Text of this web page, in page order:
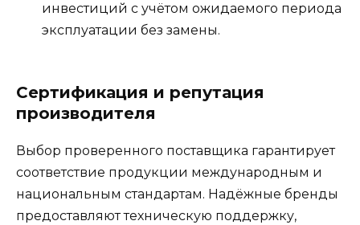
инвестиций с учётом ожидаемого периода
эксплуатации без замены.
Сертификация и репутация
производителя
Выбор проверенного поставщика гарантирует
соответствие продукции международным и
национальным стандартам. Надёжные бренды
предоставляют техническую поддержку,